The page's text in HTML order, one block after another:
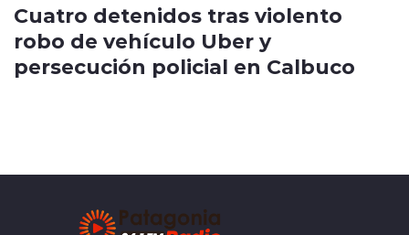
Cuatro detenidos tras violento
robo de vehículo Uber y
persecución policial en Calbuco